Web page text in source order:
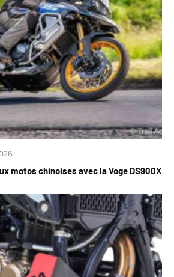
motos chinoises avec la Voge DS900X